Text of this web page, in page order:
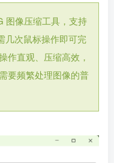
图像压缩工具，支持
几次鼠标操作即可完
作直观、压缩高效，
要频繁处理图像的普